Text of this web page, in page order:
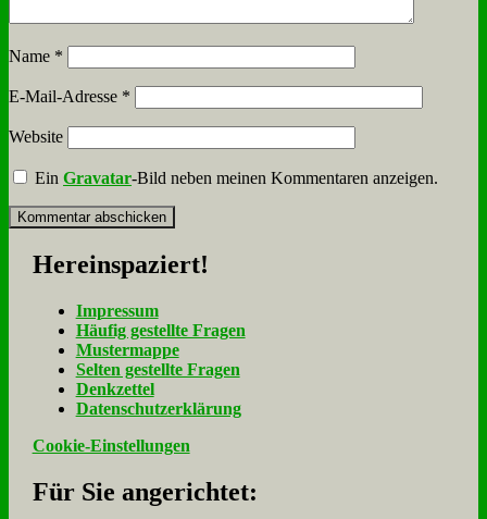
Name *
E-Mail-Adresse *
Website
EinGravatar-Bild neben meinen Kommentaren anzeigen.
Her­ein­spa­ziert!
Im­pres­sum
Häu­fig ge­stell­te Fra­gen
Mu­ster­map­pe
Sel­ten ge­stell­te Fra­gen
Denk­zet­tel
Da­ten­schutz­er­klä­rung
Cookie-Einstellungen
Für Sie an­ge­rich­tet: